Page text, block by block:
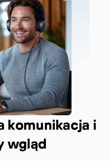
komunikacja i
wgląd